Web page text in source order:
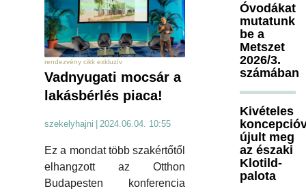
rendezvény cikk exkluzív
Vadnyugati mocsár a
lakásbérlés piaca!
szekelyhajni 2024.06.04. 10:55
Ez a mondat több szakértőtől
elhangzott az Otthon
Budapesten konferencia
Óvodákat
mutatunk
be a
Metszet
2026/3.
számában
Kivételes
újult meg
az északi
Klotild-
palota